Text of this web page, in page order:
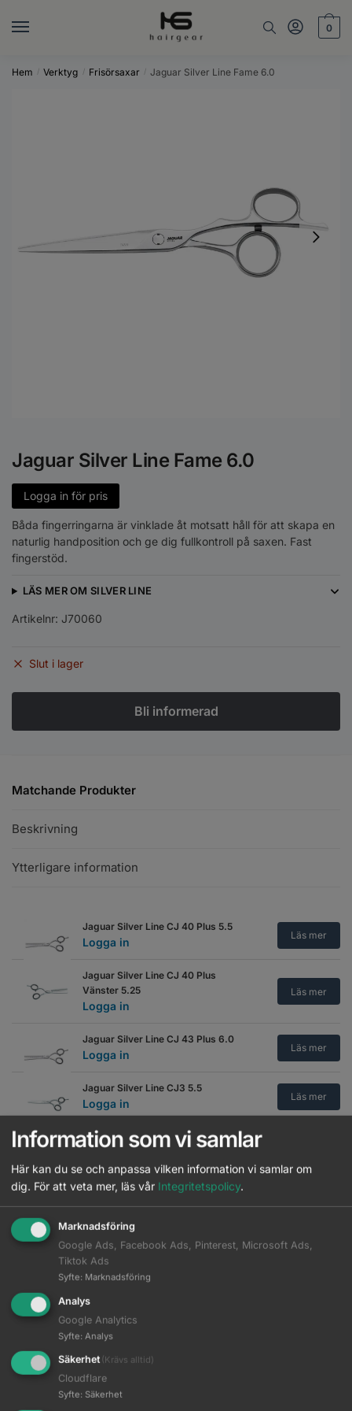
0
Hem / Verktyg / Frisörsaxar / Jaguar Silver Line Fame 6.0
Jaguar Silver Line Fame 6.0
Logga in för pris
Båda fingerringarna är vinklade åt motsatt håll för att skapa en
naturlig handposition och ge dig fullkontroll på saxen. Fast
fingerstöd.
LÄS MER OM SILVER LINE
Artikelnr: J70060
Slut i lager
Matchande Produkter
Beskrivning
Ytterligare information
Jaguar Silver Line CJ 40 Plus 5.5
Logga in
Läs mer
Jaguar Silver Line CJ 40 Plus
Vänster 5.25
Logga in
Läs mer
Jaguar Silver Line CJ 43 Plus 6.0
Logga in
Läs mer
Jaguar Silver Line CJ3 5.5
Logga in
Läs mer
Jaguar Silver Line CJ3 6.0
Logga in
Jaguar Silver Line CJ4 Plus 5.0
Jaguar Silver Line CJ4 Plus 5.5
Logga in
Läs mer
Jaguar Silver Line CJ4 Plus 6.0
Logga in
Jaguar Silver Line CJ4 Plus 6.5
Jaguar Silver Line CJ4 Plus 7.0
Logga in
Information som vi samlar
Här kan du se och anpassa vilken information vi samlar om
dig. För att veta mer, läs vår Integritetspolicy.
Marknadsföring
Google Ads, Facebook Ads, Pinterest, Microsoft Ads,
Tiktok Ads
Syfte: Marknadsföring
Analys
Google Analytics
Syfte: Analys
Säkerhet (Krävs alltid)
Cloudflare
Syfte: Säkerhet